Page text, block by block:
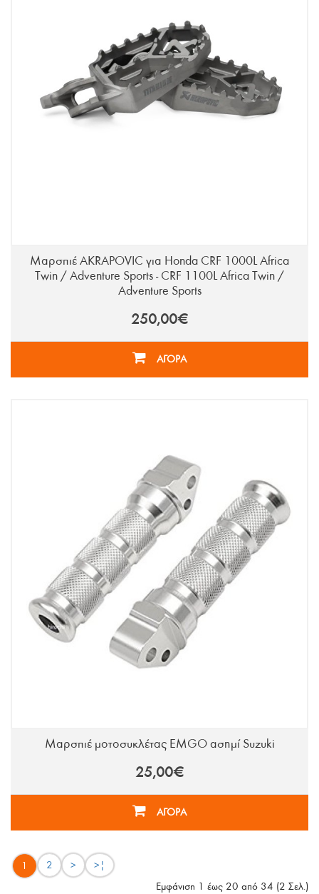
Μαρσπιέ AKRAPOVIC για Honda CRF 1000L Africa
Twin / Adventure Sports - CRF 1100L Africa Twin /
Adventure Sports
250,00€
ΑΓΟΡΑ
Μαρσπιέ μοτοσυκλέτας EMGO ασημί Suzuki
25,00€
ΑΓΟΡΑ
1 2 >
>|
Εμφάνιση 1 έως 20 από 34 (2 Σελ.)